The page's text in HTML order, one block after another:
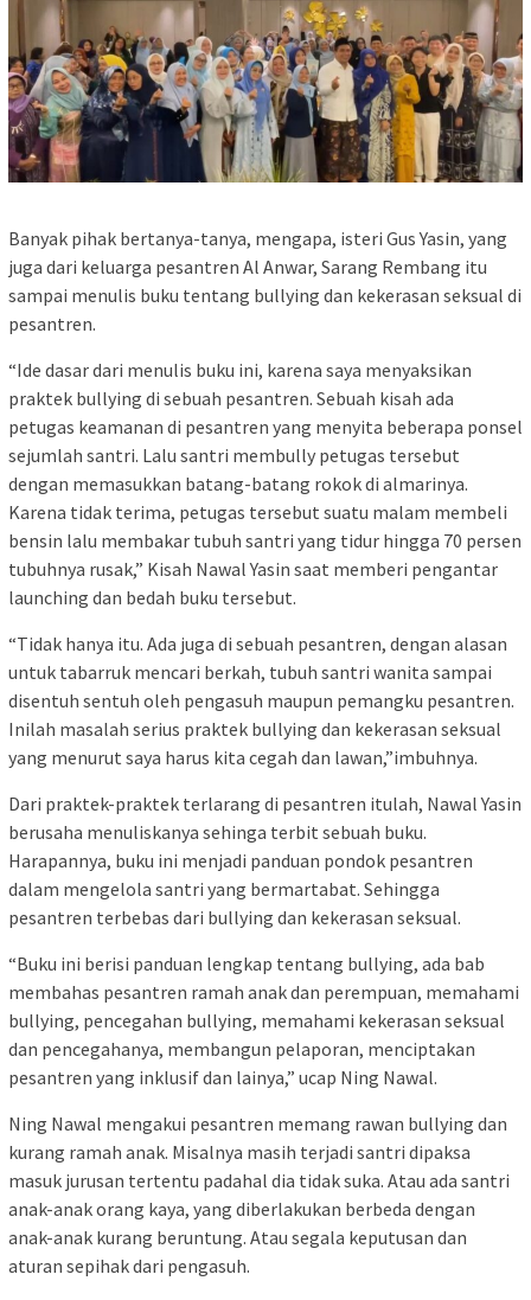
Banyak pihak bertanya-tanya, mengapa, isteri Gus Yasin, yang
juga dari keluarga pesantren Al Anwar, Sarang Rembang itu
sampai menulis buku tentang bullying dan kekerasan seksual di
pesantren.
“Ide dasar dari menulis buku ini, karena saya menyaksikan
praktek bullying di sebuah pesantren. Sebuah kisah ada
petugas keamanan di pesantren yang menyita beberapa ponsel
sejumlah santri. Lalu santri membully petugas tersebut
dengan memasukkan batang-batang rokok di almarinya.
Karena tidak terima, petugas tersebut suatu malam membeli
bensin lalu membakar tubuh santri yang tidur hingga 70 persen
tubuhnya rusak,” Kisah Nawal Yasin saat memberi pengantar
launching dan bedah buku tersebut.
“Tidak hanya itu. Ada juga di sebuah pesantren, dengan alasan
untuk tabarruk mencari berkah, tubuh santri wanita sampai
disentuh sentuh oleh pengasuh maupun pemangku pesantren.
Inilah masalah serius praktek bullying dan kekerasan seksual
yang menurut saya harus kita cegah dan lawan,”imbuhnya.
Dari praktek-praktek terlarang di pesantren itulah, Nawal Yasin
berusaha menuliskanya sehinga terbit sebuah buku.
Harapannya, buku ini menjadi panduan pondok pesantren
dalam mengelola santri yang bermartabat. Sehingga
pesantren terbebas dari bullying dan kekerasan seksual.
“Buku ini berisi panduan lengkap tentang bullying, ada bab
membahas pesantren ramah anak dan perempuan, memahami
bullying, pencegahan bullying, memahami kekerasan seksual
dan pencegahanya, membangun pelaporan, menciptakan
pesantren yang inklusif dan lainya,” ucap Ning Nawal.
Ning Nawal mengakui pesantren memang rawan bullying dan
kurang ramah anak. Misalnya masih terjadi santri dipaksa
masuk jurusan tertentu padahal dia tidak suka. Atau ada santri
anak-anak orang kaya, yang diberlakukan berbeda dengan
anak-anak kurang beruntung. Atau segala keputusan dan
aturan sepihak dari pengasuh.